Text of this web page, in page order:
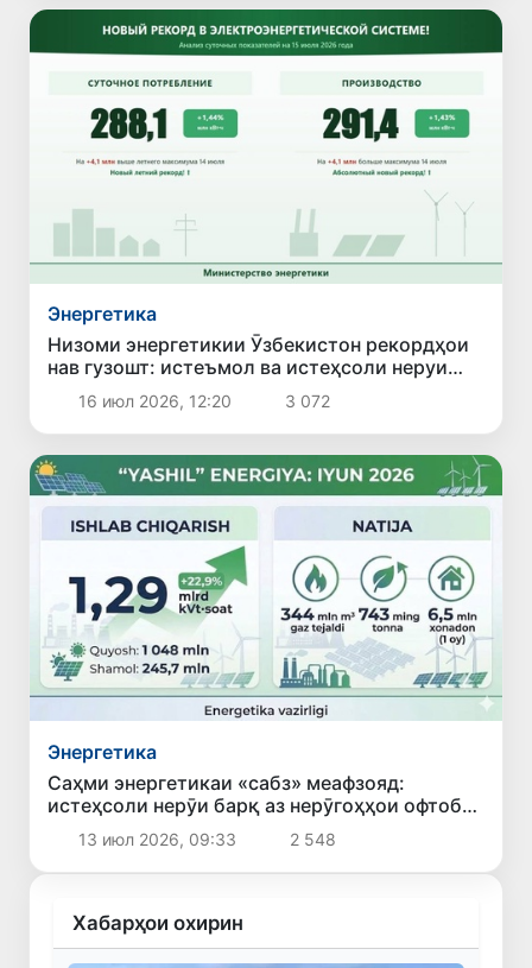
Энергетика
Низоми энергетикии Ӯзбекистон рекордҳои
нав гузошт: истеъмол ва истеҳсоли неруи
барқ ба ҳадди бесобиқа расид
16 июл 2026, 12:20 3 072
Энергетика
Саҳми энергетикаи «сабз» меафзояд:
истеҳсоли нерӯи барқ аз нерӯгоҳҳои офтобӣ
ва бодӣ дар моҳи июн 22,9 фоиз афзоиш ёфт
13 июл 2026, 09:33 2 548
Хабарҳои охирин